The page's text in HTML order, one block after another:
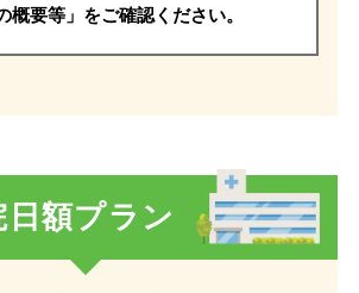
概要等」をご確認ください。
日額プラン